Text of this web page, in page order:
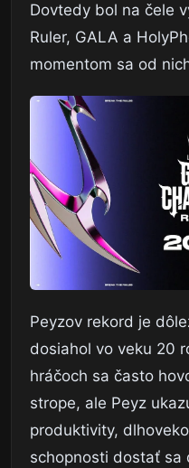
Dovtedy bol na čele
Ruler, GALA a
momentom sa od
Peyzov rekord je
dosiahol vo veku 20
hráčoch sa často
strope, ale Peyz
produktivity,
schopnosti dostať sa